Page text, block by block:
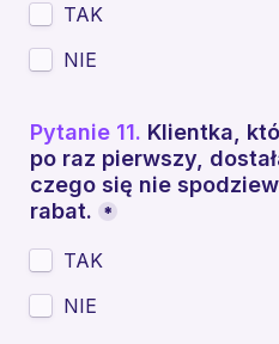
TAK
NIE
Pytanie 11. Klientka,
po raz pierwszy,
czego się nie
rabat.
*
TAK
NIE